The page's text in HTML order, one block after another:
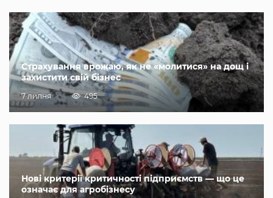
Страхування врожаю, як не «молитися» на дощ і
захистити свій бізнес
7 липня 495
Нові критерії критичності підприємств — що це
означає для агробізнесу